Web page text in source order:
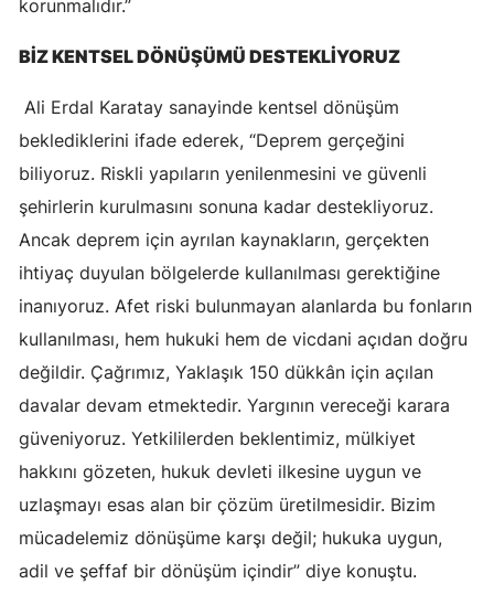
Sakarya
Sinop
Sivas
Tekirdağ
Tokat
Trabzon
Tunceli
Şanlıurfa
Uşak
Van
Yozgat
korunmalıdır.”
BİZ KENTSEL DÖNÜŞÜMÜ DESTEKLİYORUZ
Ali Erdal Karatay sanayinde kentsel dönüşüm
beklediklerini ifade ederek, “Deprem gerçeğini
biliyoruz. Riskli yapıların yenilenmesini ve güvenli
şehirlerin kurulmasını sonuna kadar destekliyoruz.
Ancak deprem için ayrılan kaynakların, gerçekten
ihtiyaç duyulan bölgelerde kullanılması gerektiğine
inanıyoruz. Afet riski bulunmayan alanlarda bu fonların
kullanılması, hem hukuki hem de vicdani açıdan doğru
değildir. Çağrımız, Yaklaşık 150 dükkân için açılan
davalar devam etmektedir. Yargının vereceği karara
güveniyoruz. Yetkililerden beklentimiz, mülkiyet
hakkını gözeten, hukuk devleti ilkesine uygun ve
uzlaşmayı esas alan bir çözüm üretilmesidir. Bizim
mücadelemiz dönüşüme karşı değil; hukuka uygun,
adil ve şeffaf bir dönüşüm içindir” diye konuştu.